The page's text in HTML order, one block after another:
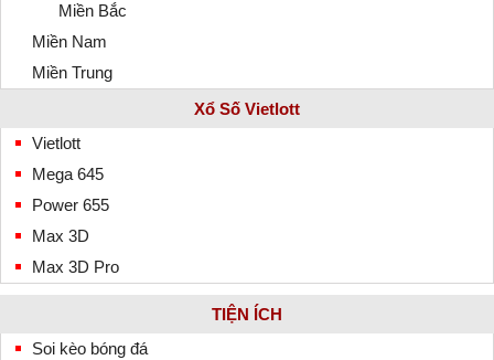
Miền Bắc
Miền Nam
Miền Trung
Xổ Số Vietlott
Vietlott
Mega 645
Power 655
Max 3D
Max 3D Pro
TIỆN ÍCH
Soi kèo bóng đá